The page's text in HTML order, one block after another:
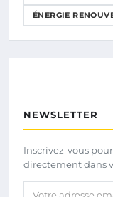
ÉNERGIE
NEWSLETTER
Inscrivez-vous
directement dans
Votre adresse